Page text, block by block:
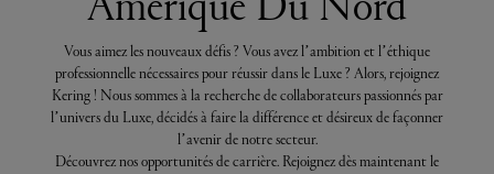
DÉV. DURABLE
FINANCE
Vous aimez les nouveaux défis ? Vous avez l’ambition et l’éthique
professionnelle nécessaires pour réussir dans le Luxe ? Alors, rejoignez
Kering ! Nous sommes à la recherche de collaborateurs passionnés par
l’univers du Luxe, décidés à faire la différence et désireux de façonner
l’avenir de notre secteur.
Découvrez nos opportunités de carrière. Rejoignez dès maintenant le